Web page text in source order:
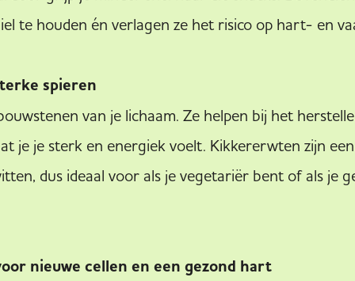
te houden én verlagen ze het risico op hart- en
spieren
van je lichaam. Ze helpen bij het
je je sterk en energiek voelt. Kikkererwten zijn
dus ideaal voor als je vegetariër bent of als je
nieuwe cellen en een gezond hart